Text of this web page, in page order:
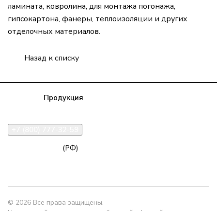
ламината, ковролина, для монтажа погонажа,
гипсокартона, фанеры, теплоизоляции и других
отделочных материалов.
Назад к списку
Продукция
(РФ)
© 2026 Все права защищены.